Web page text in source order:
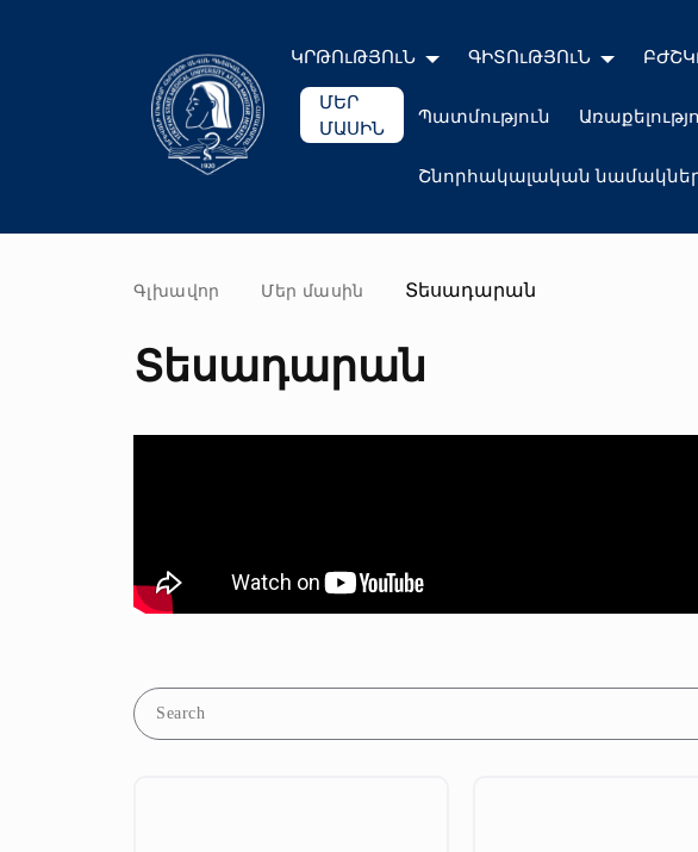
ԿՐԹՈւԹՅՈւՆ ԳԻՏՈւԹՅՈւՆ
ՄԵՐ
ՄԱՍԻՆ
Պատմություն
Շնորհակալական
Գլխավոր Մեր մասին Տեսադարան
Տեսադարան